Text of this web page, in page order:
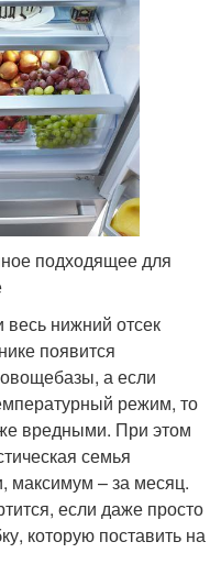
подходящее для
весь нижний отсек
появится
а если
режим, то
вредными. При этом
семья
максимум – за месяц.
если даже просто
которую поставить на